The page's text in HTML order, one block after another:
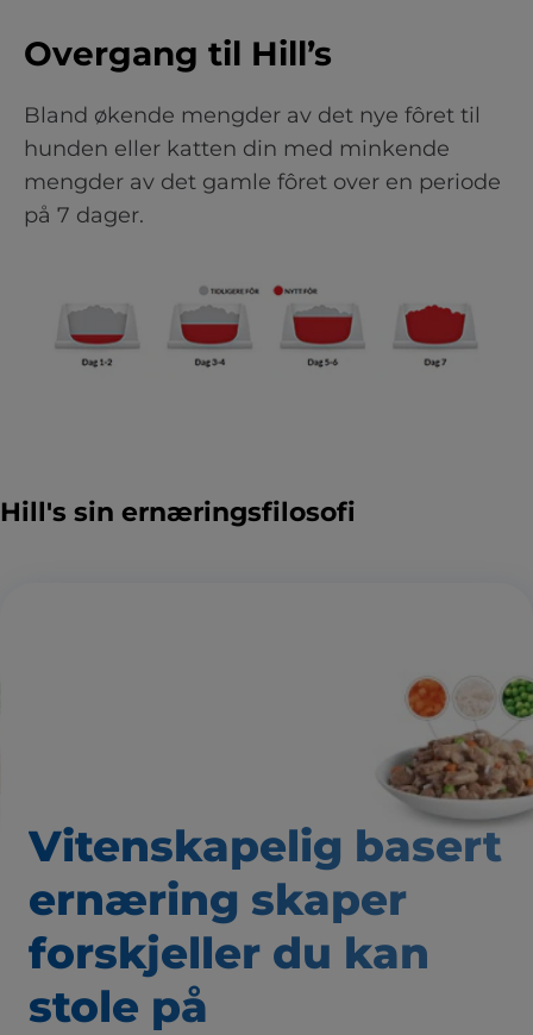
Overgang til Hill’s
Bland økende mengder av det nye fôret til
hunden eller katten din med minkende
mengder av det gamle fôret over en periode
på 7 dager.
Hill's sin ernæringsfilosofi
Vitenskapelig basert
ernæring skaper
forskjeller du kan
stole på